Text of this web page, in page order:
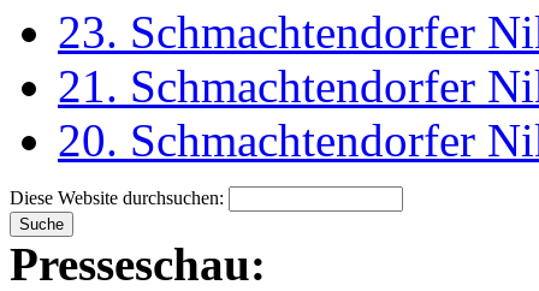
23. Schmachtendorfer
21. Schmachtendorfer
20. Schmachtendorfer
Diese Website durchsuchen:
Presseschau: